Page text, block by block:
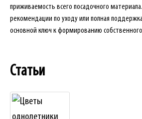
приживаемость всего посадочного
рекомендации по уходу или полная
основной ключ к формированию
Статьи